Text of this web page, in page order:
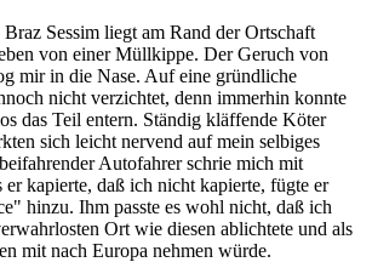
Sessim liegt am Rand der Ortschaft
von einer Müllkippe. Der Geruch von
mir in die Nase. Auf eine gründliche
nicht verzichtet, denn immerhin konnte
das Teil entern. Ständig kläffende Köter
sich leicht nervend auf mein selbiges
Autofahrer schrie mich mit
er kapierte, daß ich nicht kapierte, fügte er
hinzu. Ihm passte es wohl nicht, daß ich
Ort wie diesen ablichtete und als
mit nach Europa nehmen würde.